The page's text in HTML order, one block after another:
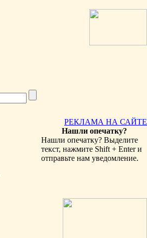
РЕКЛАМА НА САЙТЕ
Нашли опечатку?
Нашли опечатку? Выделите
текст, нажмите Shift + Enter и
отправьте нам уведомление.